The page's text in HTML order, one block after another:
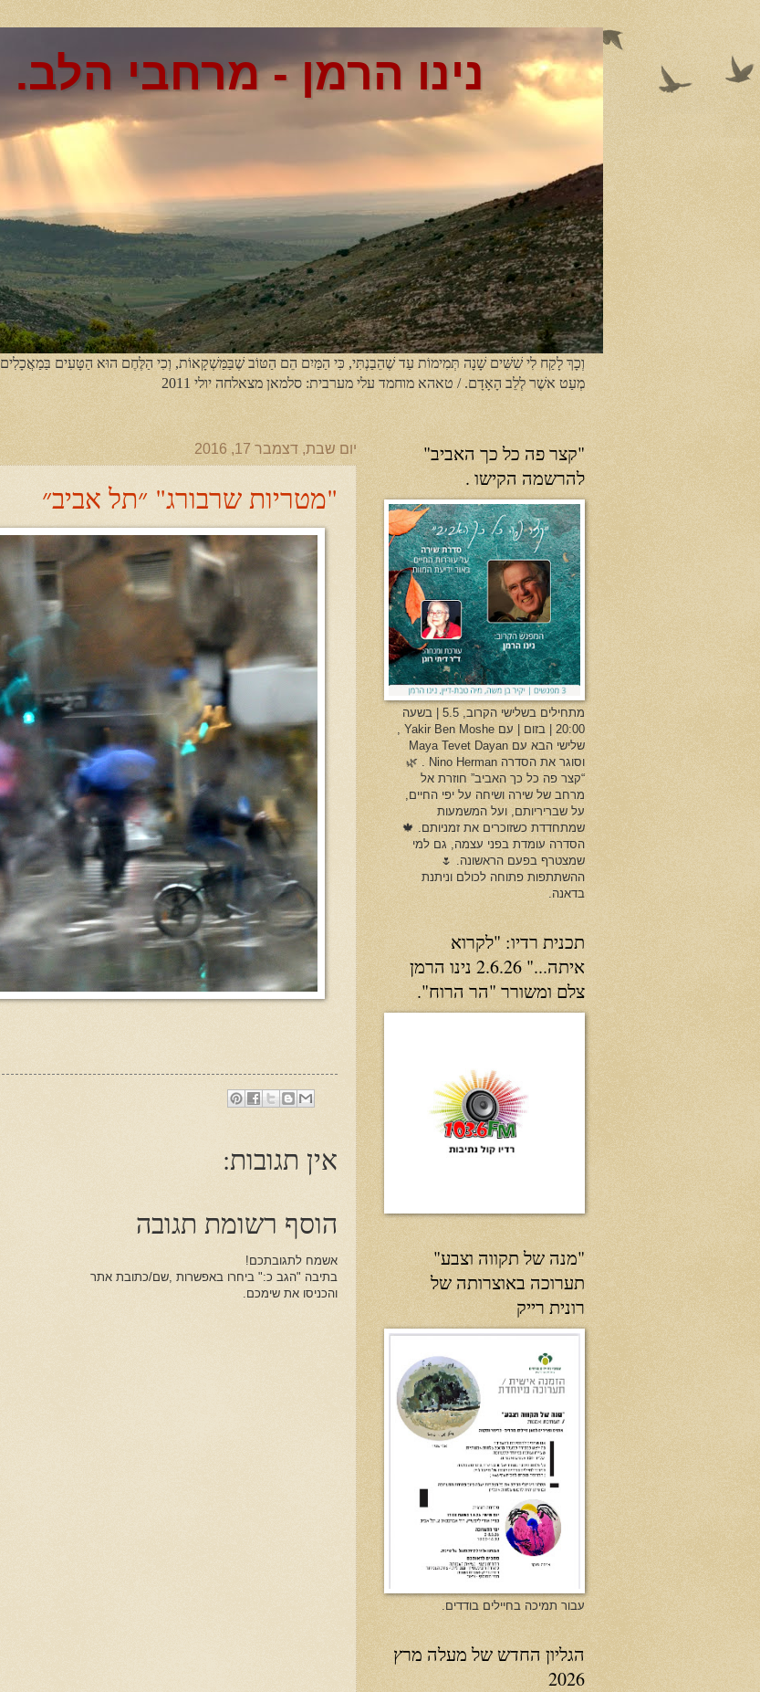
נינו הרמן - מרחבי הלב.
וְכָךְ לָקַח לִי שִׁשִּׁים שָׁנָה תְּמִימוֹת עַד שֶׁהֵבַנְתִּי, כִּי הַמַּיִם הֵם הַטּוֹב שֶׁבַּמַּשְׁקָאוֹת, וְכִי הַלֶּחֶם הוּא הַטָּעִים
מְעַט אשֶׁר לְלֵב הָאָדָם. / טאהא מוחמד עלי מערבית: סלמאן מצאלחה יולי 2011
יום שבת, דצמבר 17, 2016
"מטריות שרבורג" ״תל אביב״
אין תגובות:
הוסף רשומת תגובה
אשמח לתגובתכם!
בתיבה "הגב כ:" ביחרו באפשרות ,שם/כתובת אתר
והכניסו את שימכם.
"קצר פה כל כך האביב"
להרשמה הקישו .
מתחילים בשלישי הקרוב, 5.5 | בשעה
20:00 | בזום | עם Yakir Ben Moshe ,
שלישי הבא עם Maya Tevet Dayan
וסוגר את הסדרה Nino Herman . 🌿
“קצר פה כל כך האביב” חוזרת אל
מרחב של שירה ושיחה על יפי החיים,
על שבריריותם, ועל המשמעות
שמתחדדת כשזוכרים את זמניותם. 🍁
הסדרה עומדת בפני עצמה, גם למי
שמצטרף בפעם הראשונה. 🌷
ההשתתפות פתוחה לכולם וניתנת
בדאנה.
תכנית רדיו: "לקרוא
איתה..." 2.6.26 נינו הרמן
צלם ומשורר "הר הרוח".
"מנה של תקווה וצבע"
תערוכה באוצרותה של
רונית רייק
עבור תמיכה בחיילים בודדים.
הגליון החדש של מעלה מרץ
2026